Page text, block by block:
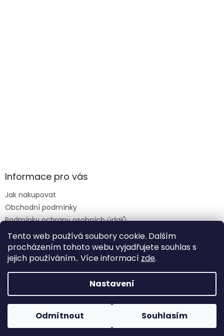
Tento web používá soubory cookie. Dalším
procházením tohoto webu vyjadřujete souhlas s
jejich používáním.. Více informací zde.
Nastavení
Odmítnout Souhlasím
Informace pro vás
Jak nakupovat
Obchodní podmínky
Podmínky ochrany osobních údajů
Reklamace formulář
Copyright 2026Krmiva Vimperk. Všechna práva
vyhrazena.
Upravit nastavení cookies